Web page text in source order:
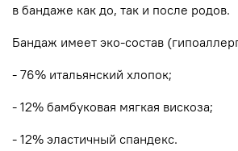
в бандаже как до, так и после родов.
Бандаж имеет эко-состав
- 76% итальянский хлопок;
- 12% бамбуковая мягкая вискоза;
- 12% эластичный спандекс.